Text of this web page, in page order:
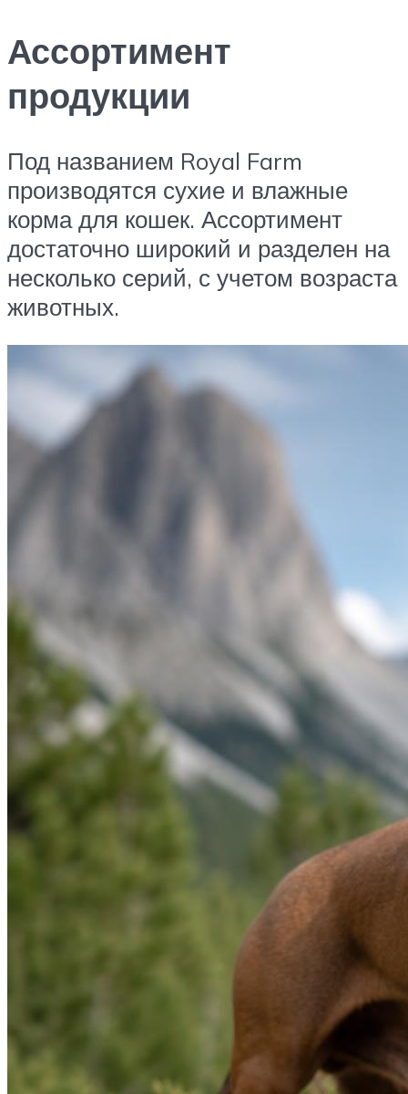
Ассортимент
продукции
Под названием Royal Farm
производятся сухие и влажные
корма для кошек. Ассортимент
достаточно широкий и разделен на
несколько серий, с учетом возраста
животных.